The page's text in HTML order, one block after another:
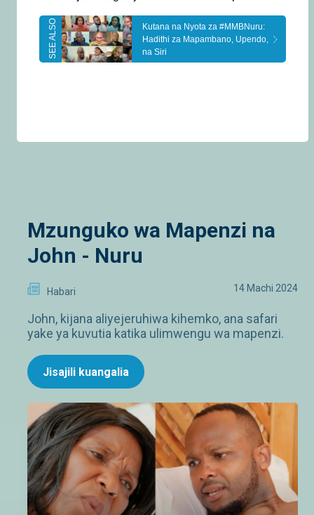
Kutana na Nyota za #MMBNuru:
Hadithi za Mapambano, Upendo,
na Siri
Mzunguko wa Mapenzi na
John - Nuru
Habari 14 Machi 2024
John, kijana aliyejeruhiwa kihemko, ana safari
yake ya kuvutia katika ulimwengu wa mapenzi.
Jisajili kuangalia